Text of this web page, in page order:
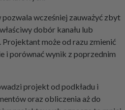
wcześniej zauważyć zbyt
dobór kanału lub
może od razu zmienić
i porównać wynik z poprzednim
projekt od podkładu i
oraz obliczenia aż do